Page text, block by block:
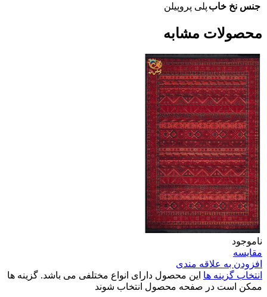
جنس نخ خاب پلی پروپیلن
محصولات مشابه
ناموجود
مقایسه
افزودن به علاقه مندی
انتخاب گزینه ها این محصول دارای انواع مختلفی می باشد. گزینه ها
ممکن است در صفحه محصول انتخاب شوند